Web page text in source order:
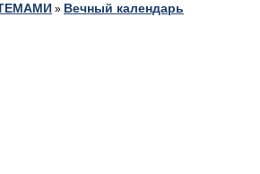
» Вечный календарь